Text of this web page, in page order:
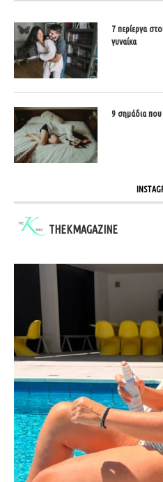
7 περίεργα
γυναίκα
9 σημάδια που
THEKMAGAZINE